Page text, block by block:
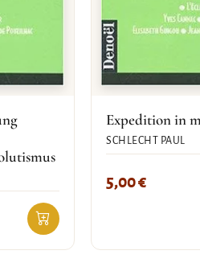
Expedition in
SCHLECHT PAUL
5,00€